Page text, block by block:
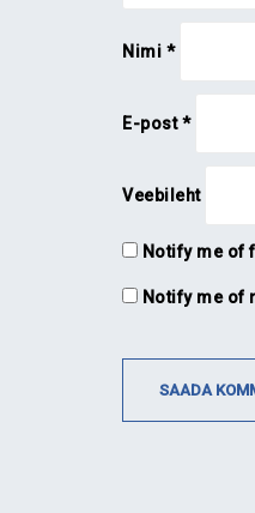
Nimi *
E-post*
Veebileht
Notify me of
Notify me of